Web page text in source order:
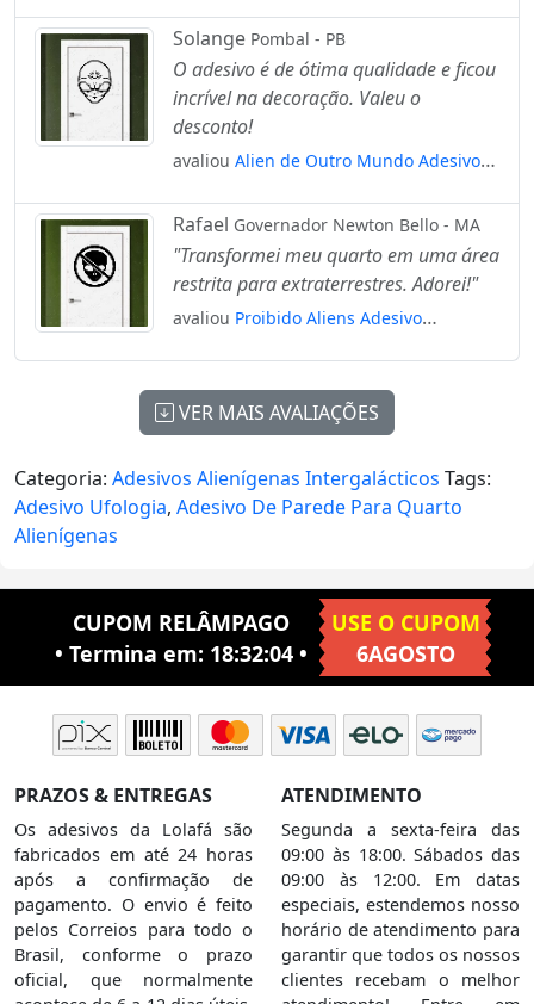
e Vidro Mod:175
Solange Pombal - PB
O adesivo é de ótima qualidade e ficou
incrível na decoração. Valeu o
desconto!
avaliou Alien de Outro Mundo Adesivo
e Vidro Mod:30
Rafael Governador Newton Bello - MA
"Transformei meu quarto em uma área
restrita para extraterrestres. Adorei!"
avaliou Proibido Aliens Adesivo
VER MAIS AVALIAÇÕES
Categoria: Adesivos Alienígenas Intergalácticos Tags:
Adesivo Ufologia, Adesivo De Parede Para Quarto
Alienígenas
CUPOM RELÂMPAGO
• Termina em: 18:32:03•
USE O CUPOM
6AGOSTO
PRAZOS & ENTREGAS
Os adesivos da Lolafá são
fabricados em até 24 horas
após a confirmação de
pagamento. O envio é feito
pelos Correios para todo o
Brasil, conforme o prazo
oficial, que normalmente
ATENDIMENTO
Segunda a sexta-feira das
09:00 às 18:00. Sábados das
09:00 às 12:00. Em datas
especiais, estendemos nosso
horário de atendimento para
garantir que todos os nossos
clientes recebam o melhor